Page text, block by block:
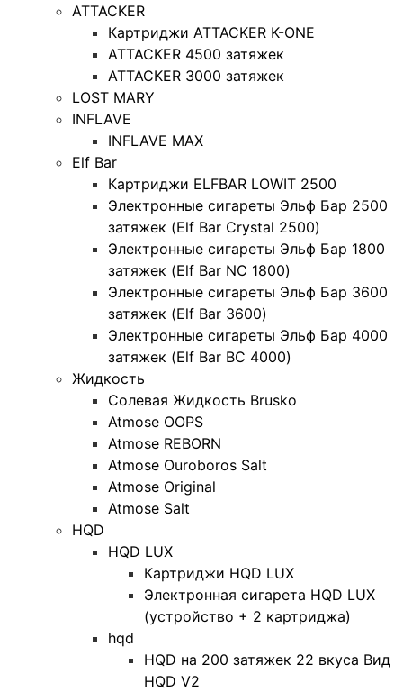
ATTACKER
Картриджи ATTACKER K-ONE
ATTACKER 4500 затяжек
ATTACKER 3000 затяжек
LOST MARY
INFLAVE
INFLAVE MAX
Elf Bar
Картриджи ELFBAR LOWIT 2500
Электронные сигареты Эльф Бар 2500
затяжек (Elf Bar Crystal 2500)
Электронные сигареты Эльф Бар 1800
затяжек (Elf Bar NC 1800)
Электронные сигареты Эльф Бар 3600
затяжек (Elf Bar 3600)
Электронные сигареты Эльф Бар 4000
затяжек (Elf Bar BC 4000)
Жидкость
Солевая Жидкость Brusko
Atmose OOPS
Atmose REBORN
Atmose Ouroboros Salt
Atmose Original
Atmose Salt
HQD
HQD LUX
Картриджи HQD LUX
Электронная сигарета HQD LUX
(устройство + 2 картриджа)
hqd
HQD на 200 затяжек 22 вкуса Вид
HQD V2